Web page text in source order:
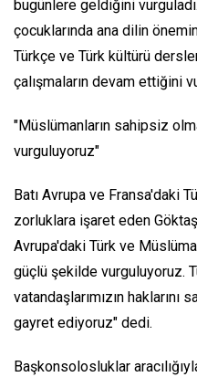
bugünlere geldiğini
çocuklarında ana dilin
Türkçe ve Türk kültürü
çalışmaların devam ettiğini
"Müslümanların sahipsiz
vurguluyoruz"
Batı Avrupa ve Fransa'daki
zorluklara işaret eden
Avrupa'daki Türk ve
güçlü şekilde vurguluyoruz.
vatandaşlarımızın
gayret ediyoruz" dedi.
Başkonsolosluklar